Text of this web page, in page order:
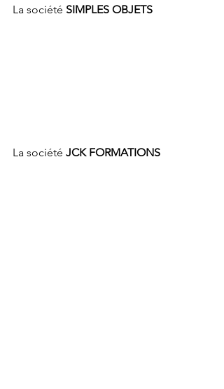
La société SIMPLES OBJETS
La société JCK FORMATIONS